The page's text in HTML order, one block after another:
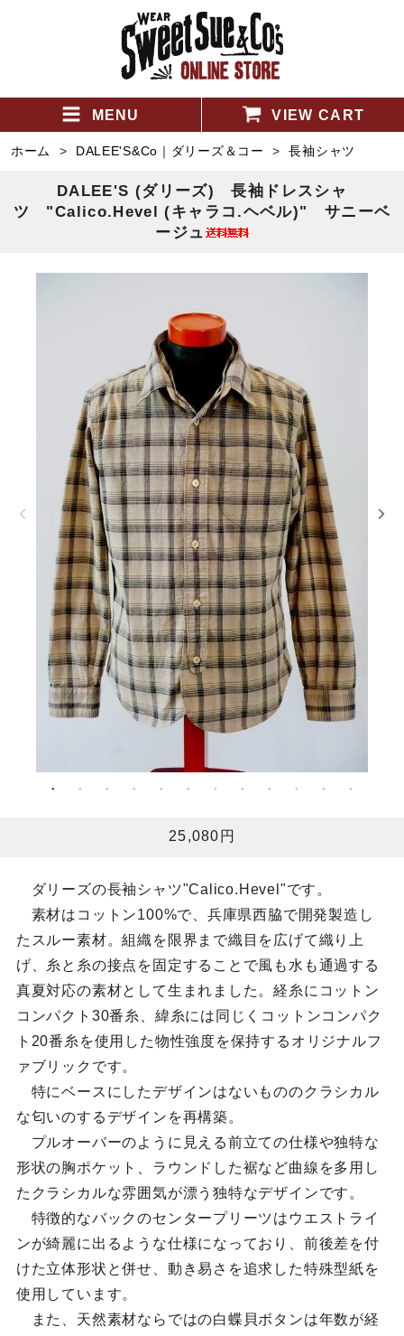
MENU VIEW CART
ホーム > DALEE'S&Co｜ダリーズ＆コー >長袖シャツ
DALEE'S (ダリーズ) 長袖ドレスシャ
ツ "Calico.Hevel (キャラコ.ヘベル)" サニーベ
ージュ
25,080円
ダリーズの長袖シャツ"Calico.Hevel"です。
素材はコットン100%で、兵庫県西脇で開発製造し
たスルー素材。組織を限界まで織目を広げて織り上
げ、糸と糸の接点を固定することで風も水も通過する
真夏対応の素材として生まれました。経糸にコットン
コンパクト30番糸、緯糸には同じくコットンコンパク
ト20番糸を使用した物性強度を保持するオリジナルフ
ァブリックです。
特にベースにしたデザインはないもののクラシカル
な匂いのするデザインを再構築。
プルオーバーのように見える前立ての仕様や独特な
形状の胸ポケット、ラウンドした裾など曲線を多用し
たクラシカルな雰囲気が漂う独特なデザインです。
特徴的なバックのセンタープリーツはウエストライ
ンが綺麗に出るような仕様になっており、前後差を付
けた立体形状と併せ、動き易さを追求した特殊型紙を
使用しています。
また、天然素材ならではの白蝶貝ボタンは年数が経